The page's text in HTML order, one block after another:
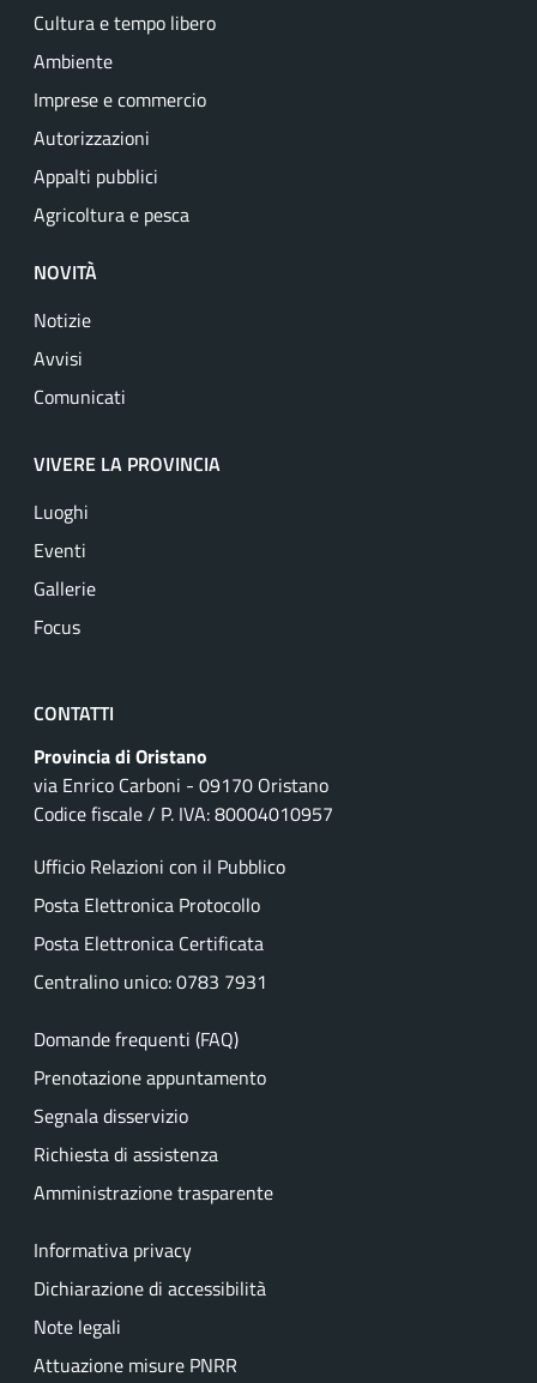
Cultura e tempo libero
Ambiente
Imprese e commercio
Autorizzazioni
Appalti pubblici
Agricoltura e pesca
NOVITÀ
Notizie
Avvisi
Comunicati
VIVERE LA PROVINCIA
Luoghi
Eventi
Gallerie
Focus
CONTATTI
Provincia di Oristano
via Enrico Carboni - 09170 Oristano
Codice fiscale / P. IVA: 80004010957
Ufficio Relazioni con il Pubblico
Posta Elettronica Protocollo
Posta Elettronica Certificata
Centralino unico: 0783 7931
Domande frequenti (FAQ)
Prenotazione appuntamento
Segnala disservizio
Richiesta di assistenza
Amministrazione trasparente
Informativa privacy
Dichiarazione di accessibilità
Note legali
Attuazione misure PNRR